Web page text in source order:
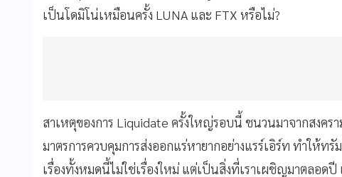
เป็นโดมิโน่เหมือนครั้ง LUNA และ FTX หรือไม่?
สาเหตุของการ Liquidate ครั้งใหญ่รอบนี้ ชนวนมาจากสงค
มาตรการควบคุมการส่งออกแร่หายากอย่างแรร์เอิร์ท ทำให้
เรื่องทั้งหมดนี้ไม่ใช่เรื่องใหม่ แต่เป็นสิ่งที่เราเผชิญมาตลอดปี